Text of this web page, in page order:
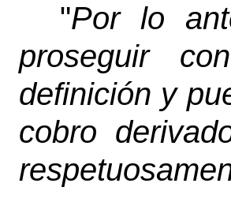
"Por lo
proseguir
definición y
cobro